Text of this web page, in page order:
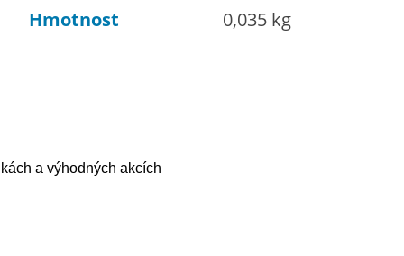
Hmotnost 0,035 kg
a výhodných akcích